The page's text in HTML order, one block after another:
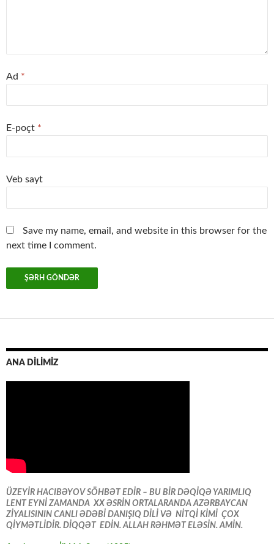
Ad *
E-poçt *
Veb sayt
Save my name, email, and website in this browser for the
next time I comment.
ANA DİLİMİZ
ÜZEYİR HACIBƏYOV SÖHBƏT EDİR – BU BİR DƏQİQƏ YARIMLIQ
LENT EYNİ ZAMANDA XX ƏSRİN ORTALARANDA AZƏRBAYCAN
ZİYALISININ CANLI ƏDƏBİ DANIŞIQ DİLİ VƏ NİTQİ KİMİ ÇOX
QİYMƏTLİDİR. DİQQƏT EDİN. ALLAH RƏHMƏT ELƏSİN. AMİN.